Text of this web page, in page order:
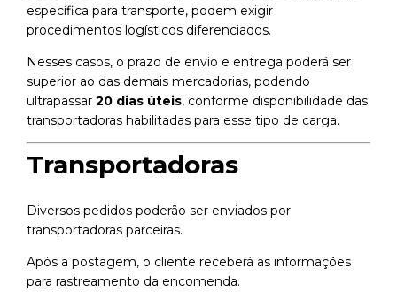
específica para transporte, podem exigir
procedimentos logísticos diferenciados.
Nesses casos, o prazo de envio e entrega poderá ser
superior ao das demais mercadorias, podendo
ultrapassar 20 dias úteis, conforme disponibilidade das
transportadoras habilitadas para esse tipo de carga.
Transportadoras
Diversos pedidos poderão ser enviados por
transportadoras parceiras.
Após a postagem, o cliente receberá as informações
para rastreamento da encomenda.